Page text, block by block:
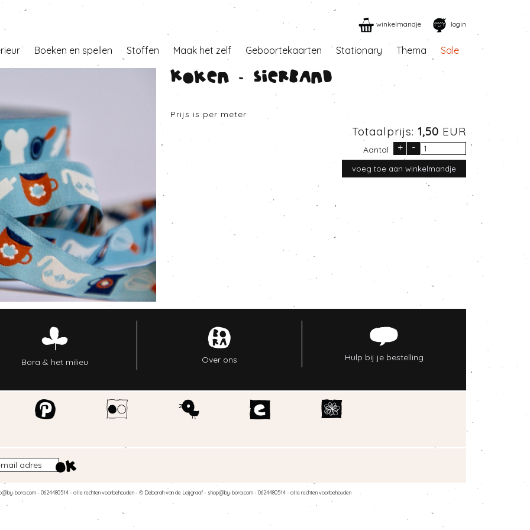
winkelmandje login
Boeken en spellen Stoffen Maak het zelf Geboortekaarten Stationary Thema Sale
Koken - Sierband
Prijs is per meter
Totaalprijs: 1,50 EUR
Aantal + -
Bora & het milieu Over ons Hulp bij je bestelling
bora.com- 0624480514 - alle rechten voorbehouden - © Deborah van de Leijgraaf - shop@by-bora.com- 0624480514 - alle rechten voorbehouden